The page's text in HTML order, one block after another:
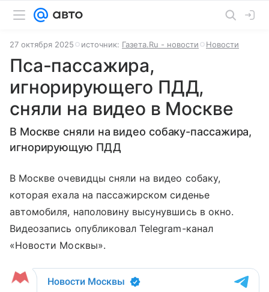
27 октября 2025 источник: Газета.Ru - новости Новости
Пса-пассажира,
игнорирующего ПДД,
сняли на видео в Москве
В Москве сняли на видео собаку-пассажира,
игнорирующую ПДД
В Москве очевидцы сняли на видео собаку,
которая ехала на пассажирском сиденье
автомобиля, наполовину высунувшись в окно.
Видеозапись опубликовал Telegram-канал
«Новости Москвы».